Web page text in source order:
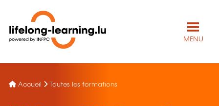
MENU
Accueil Toutes les formations